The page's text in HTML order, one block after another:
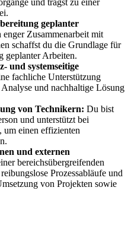
und trägst zu einer
geplanter
enger Zusammenarbeit mit
schaffst du die Grundlage für
geplanter Arbeiten.
und systemseitige
fachliche Unterstützung
und nachhaltige Lösung
von Technikern: Du bist
und unterstützt bei
um einen effizienten
und externen
bereichsübergreifenden
Prozessabläufe und
von Projekten sowie